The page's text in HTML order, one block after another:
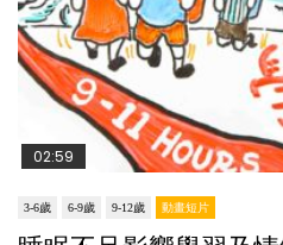
02:59
3-6歲 6-9歲 9-12歲 動畫短片